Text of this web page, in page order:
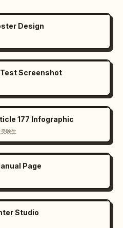
la croissance des
semis, le
plant, la floraison,
la libération des
du cycle.
sur les facteurs
à gauche avec des
d'icônes pour la
l'eau, les
un étiquetage
des titres en chinois
plus petite.
érudite, élégante, de
et des verts
Design
Screenshot
177 Infographic
験生
Page
Studio